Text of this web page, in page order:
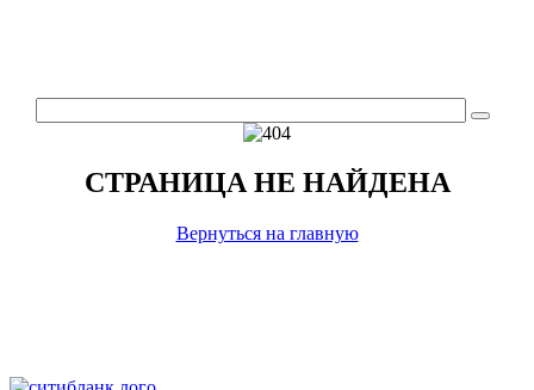
СТРАНИЦА НЕ НАЙДЕНА
Вернуться на главную